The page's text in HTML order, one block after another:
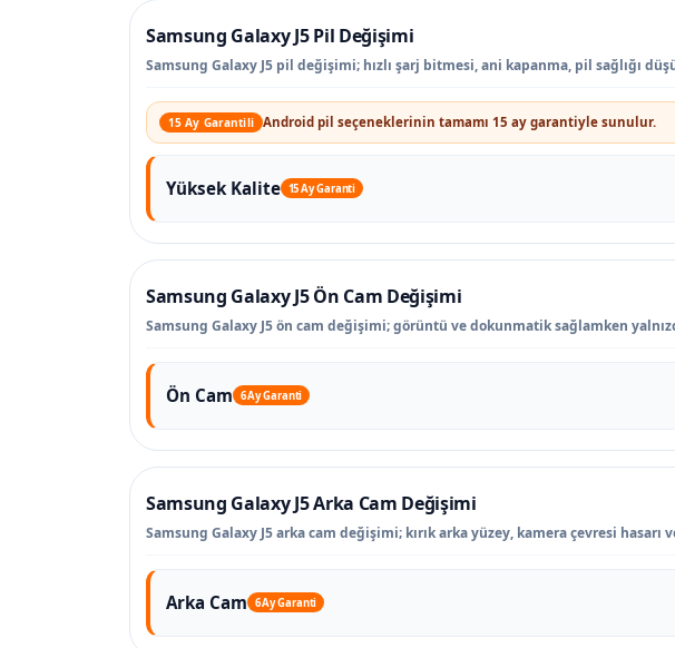
Samsung Galaxy J5 Pil Değişimi
Samsung Galaxy J5 pil değişimi; hızlı şarj bitmesi, ani kapanma, pil sağlığı
15 Ay Garantili Android pil seçeneklerinin tamamı 15 ay garantiyle sunulur.
Yüksek Kalite 15 Ay Garanti
Samsung Galaxy J5 Ön Cam Değişimi
Samsung Galaxy J5 ön cam değişimi; görüntü ve dokunmatik sağlamken
Ön Cam 6 Ay Garanti
Samsung Galaxy J5 Arka Cam Değişimi
Samsung Galaxy J5 arka cam değişimi; kırık arka yüzey, kamera çevresi
Arka Cam 6 Ay Garanti